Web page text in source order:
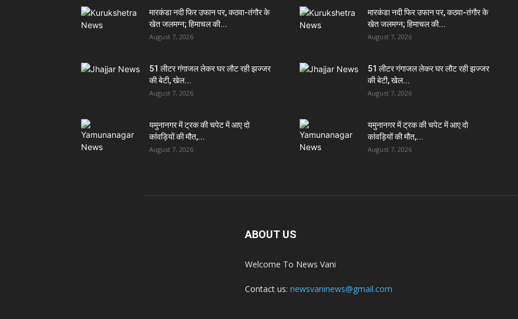
मारकंडा नदी फिर उफान पर, कठवा-तंगौर के
खेत जलमग्न; हिमाचल की...
August 7, 2026
51 लीटर गंगाजल लेकर घर लौट रही झज्जर
की बेटी, खेल...
August 7, 2026
यमुनानगर में ट्रक की चपेट में आए दो
कांवड़ियों की मौत,...
August 7, 2026
मारकंडा नदी फिर उफान पर, कठवा-तंगौर के
खेत जलमग्न; हिमाचल की...
August 7, 2026
51 लीटर गंगाजल लेकर घर लौट रही झज्जर
की बेटी, खेल...
August 7, 2026
यमुनानगर में ट्रक की चपेट में आए दो
कांवड़ियों की मौत,...
August 7, 2026
ABOUT US
Welcome To News Vani
Contact us: newsvaninews@gmail.com